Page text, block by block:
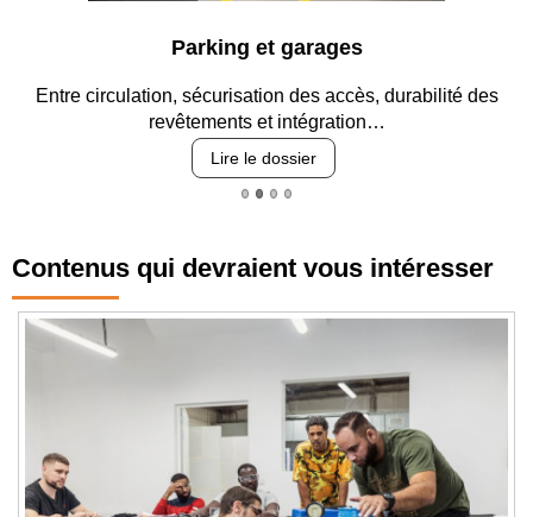
Parking et garages
Entre circulation, sécurisation des accès, durabilité des
revêtements et intégration…
Lire le dossier
Contenus qui devraient vous intéresser